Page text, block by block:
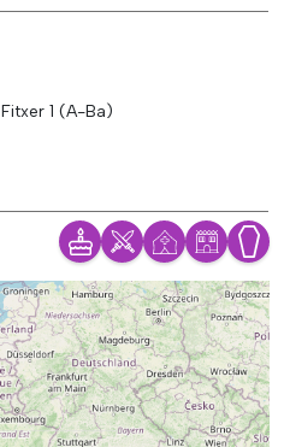
Fitxer 1 (A-Ba)